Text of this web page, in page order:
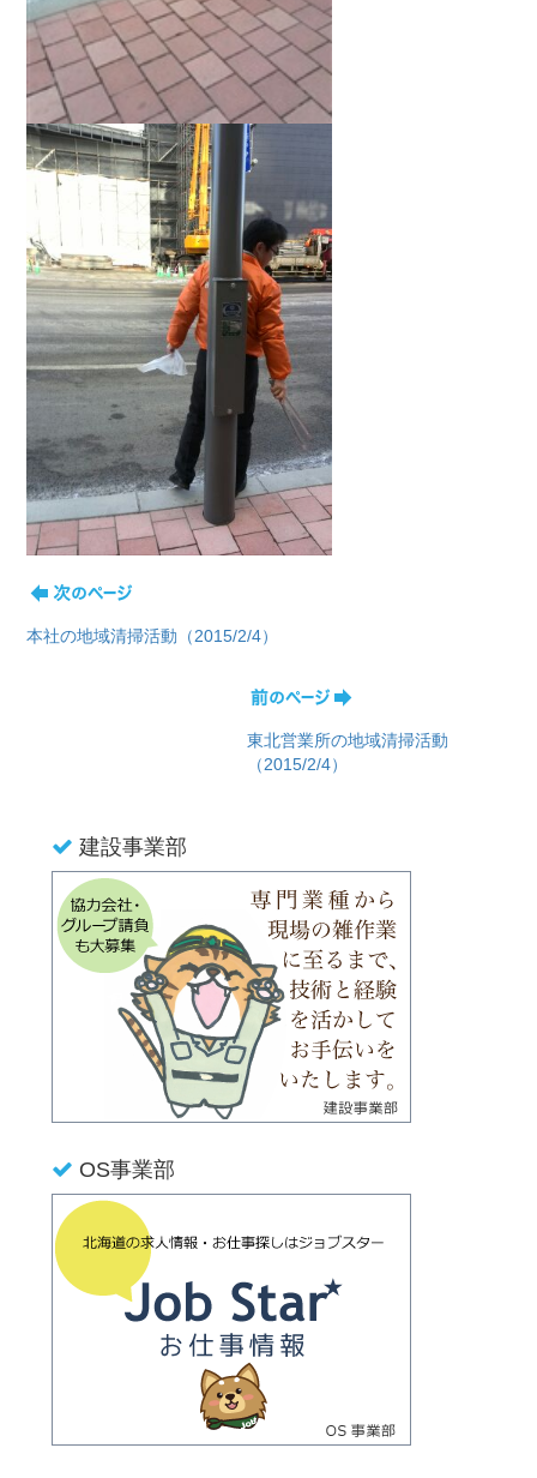
本社の地域清掃活動（2015/2/4）
東北営業所の地域清掃活動
（2015/2/4）
建設事業部
OS事業部